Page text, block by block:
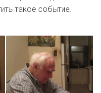
такое событие.